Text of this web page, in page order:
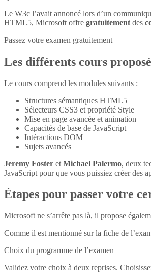
Le W3c l’avait annoncé lors d’un
HTML5, Microsoft offre gratuitement des
Passez votre examen gratuitement
Les différents cours
Le cours comprend les modules suivants :
Structures sémantiques HTML5
Sélecteurs CSS3 et propriété Style
Mise en page avancée et animation
Capacités de base de JavaScript
Intéractions DOM
Sujets avancés
Jeremy Foster et Michael Palermo, deux
JavaScript pour que vous puissiez créer des
Étapes pour passer votre
Microsoft ne s’arrête pas là, il propose
Comme il est mentionné sur la fiche de
Choix du programme de l’examen
Validez votre choix à deux reprises.